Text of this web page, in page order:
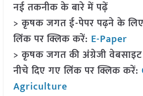
नई तकनीक के बारे में पढ़ें
> कृषक जगत ई-पेपर पढ़ने के
लिंक पर क्लिक करें: E-Paper
> कृषक जगत की अंग्रेजी
नीचे दिए गए लिंक पर क्लिक करें:
Agriculture